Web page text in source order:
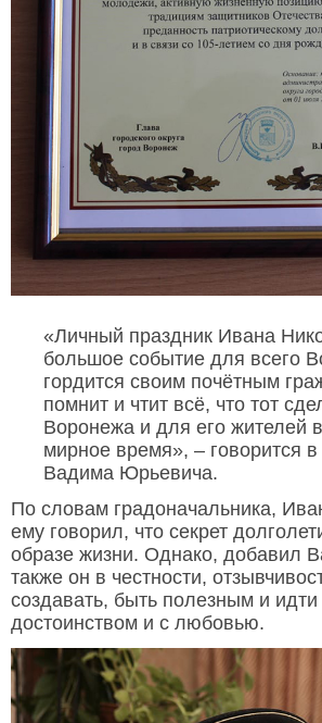
«Личный праздник Ивана
большое событие для всего
гордится своим почётным
помнит и чтит всё, что тот
Воронежа и для его жителей
мирное время», – говорится
Вадима Юрьевича.
По словам градоначальника,
ему говорил, что секрет
образе жизни. Однако, добавил
также он в честности,
создавать, быть полезным и
достоинством и с любовью.